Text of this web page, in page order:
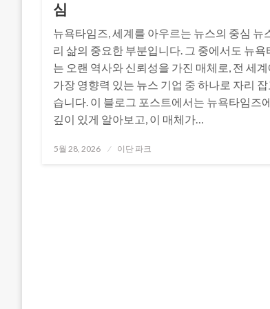
심
뉴욕타임즈, 세계를 아우르는 뉴스의 중심 뉴
리 삶의 중요한 부분입니다. 그 중에서도 뉴욕
는 오랜 역사와 신뢰성을 가진 매체로, 전 세계
가장 영향력 있는 뉴스 기업 중 하나로 자리 잡
습니다. 이 블로그 포스트에서는 뉴욕타임즈
깊이 있게 알아보고, 이 매체가…
Posted
5월 28, 2026 이단 파크